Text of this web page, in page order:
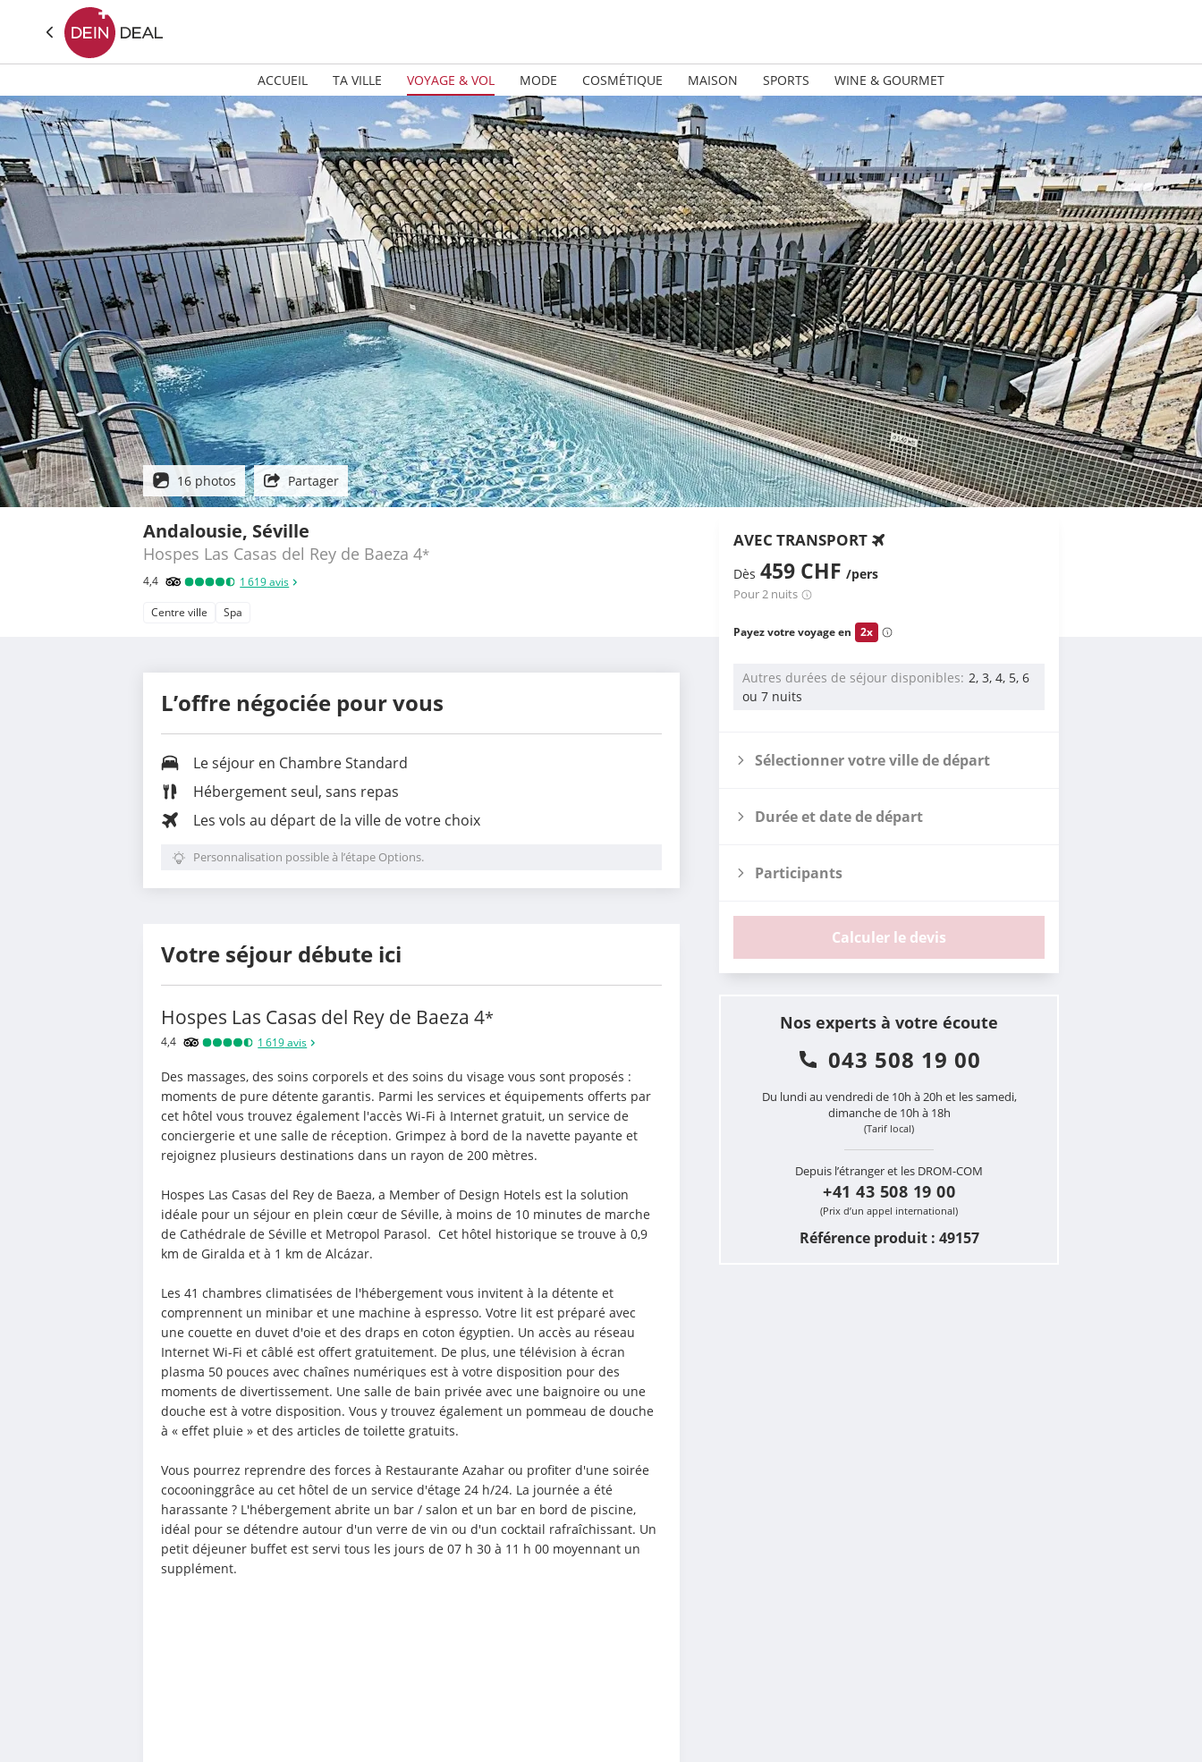
ACCUEIL TA VILLE VOYAGE & VOL MODE COSMÉTIQUE MAISON SPORTS WINE & GOURMET
16 photos Partager
Andalousie, Séville
Hospes Las Casas del Rey de Baeza 4*
4,4 1 619avis
Centre ville Spa
AVEC TRANSPORT
Dès 459 CHF /pers
Pour 2 nuits
Payez votre voyage en 2x
Autres durées de séjour disponibles 2, 3, 4, 5, 6
ou 7 nuits
Sélectionner votre ville de départ
Durée et date de départ
Participants
Calculer le devis
Nos experts à votre écoute
043 508 19 00
Du lundi au vendredi de 10h à 20h et les samedi,
dimanche de 10h à 18h
(Tarif local)
Depuis l’étranger et les DROM-COM
+41 43 508 19 00
(Prix d’un appel international)
Référence produit : 49157
L’offre négociée pour vous
Le séjour en Chambre Standard
Hébergement seul, sans repas
Les vols au départ de la ville de votre choix
Personnalisation possible à l’étape Options.
Votre séjour débute ici
Hospes Las Casas del Rey de Baeza 4*
4,4 1 619avis
Des massages, des soins corporels et des soins du visage vous sont proposés :
moments de pure détente garantis. Parmi les services et équipements offerts par
cet hôtel vous trouvez également l'accès Wi-Fi à Internet gratuit, un service de
conciergerie et une salle de réception. Grimpez à bord de la navette payante et
rejoignez plusieurs destinations dans un rayon de 200 mètres.
Hospes Las Casas del Rey de Baeza, a Member of Design Hotels est la solution
idéale pour un séjour en plein cœur de Séville, à moins de 10 minutes de marche
de Cathédrale de Séville et Metropol Parasol.  Cet hôtel historique se trouve à 0,9
km de Giralda et à 1 km de Alcázar.
Les 41 chambres climatisées de l'hébergement vous invitent à la détente et
comprennent un minibar et une machine à espresso. Votre lit est préparé avec
une couette en duvet d'oie et des draps en coton égyptien. Un accès au réseau
Internet Wi-Fi et câblé est offert gratuitement. De plus, une télévision à écran
plasma 50 pouces avec chaînes numériques est à votre disposition pour des
moments de divertissement. Une salle de bain privée avec une baignoire ou une
douche est à votre disposition. Vous y trouvez également un pommeau de douche
à « effet pluie » et des articles de toilette gratuits.
Vous pourrez reprendre des forces à Restaurante Azahar ou profiter d'une soirée
cocooninggrâce au cet hôtel de un service d'étage 24 h/24. La journée a été
harassante ? L'hébergement abrite un bar / salon et un bar en bord de piscine,
idéal pour se détendre autour d'un verre de vin ou d'un cocktail rafraîchissant. Un
petit déjeuner buffet est servi tous les jours de 07 h 30 à 11 h 00 moyennant un
supplément.